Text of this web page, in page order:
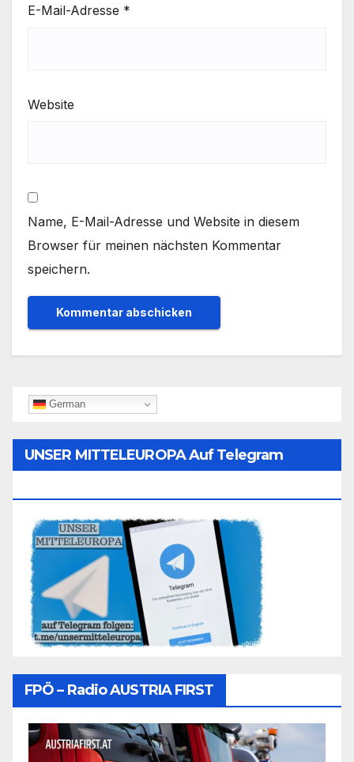
E-Mail-Adresse *
Website
Name, E-Mail-Adresse und Website in diesem
Browser für meinen nächsten Kommentar
speichern.
German
UNSER MITTELEUROPA Auf Telegram
FPÖ – Radio AUSTRIA FIRST